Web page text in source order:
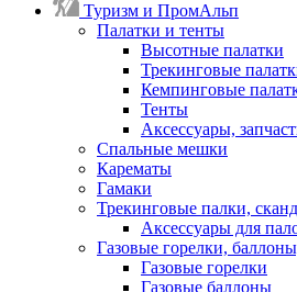
Туризм и ПромАльп
Палатки и тенты
Высотные палатки
Трекинговые
Кемпинговые
Тенты
Аксессуары,
Спальные мешки
Карематы
Гамаки
Трекинговые палки,
Аксессуары для
Газовые горелки,
Газовые горелки
Газовые баллоны